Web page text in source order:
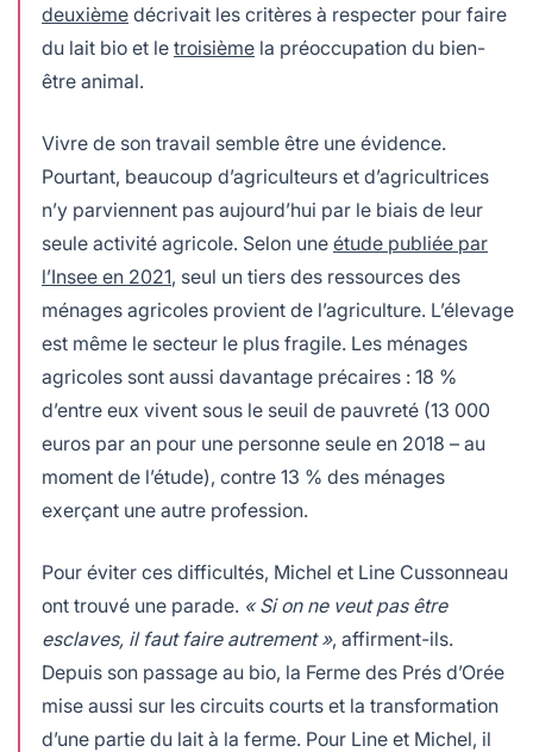
deuxième décrivait les critères à respecter pour faire
du lait bio et le troisième la préoccupation du bien-
être animal.
Vivre de son travail semble être une évidence.
Pourtant, beaucoup d’agriculteurs et d’agricultrices
n’y parviennent pas aujourd’hui par le biais de leur
seule activité agricole. Selon une étude publiée par
l’Insee en 2021, seul un tiers des ressources des
ménages agricoles provient de l’agriculture. L’élevage
est même le secteur le plus fragile. Les ménages
agricoles sont aussi davantage précaires : 18 %
d’entre eux vivent sous le seuil de pauvreté (13 000
euros par an pour une personne seule en 2018 – au
moment de l’étude), contre 13 % des ménages
exerçant une autre profession.
Pour éviter ces difficultés, Michel et Line Cussonneau
ont trouvé une parade. « Si on ne veut pas être
esclaves, il faut faire autrement », affirment-ils.
Depuis son passage au bio, la Ferme des Prés d’Orée
mise aussi sur les circuits courts et la transformation
d’une partie du lait à la ferme. Pour Line et Michel, il